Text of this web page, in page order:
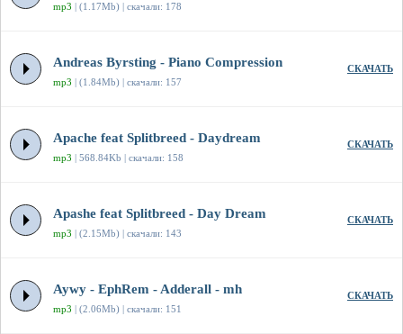
mp3 | (1.17Mb) | скачали: 178
Andreas Byrsting - Piano Compression
mp3 | (1.84Mb) | скачали: 157
СКАЧАТЬ
Apache feat Splitbreed - Daydream
mp3 | 568.84Kb | скачали: 158
СКАЧАТЬ
Apashe feat Splitbreed - Day Dream
mp3 | (2.15Mb) | скачали: 143
СКАЧАТЬ
Aywy - EphRem - Adderall - mh
mp3 | (2.06Mb) | скачали: 151
СКАЧАТЬ